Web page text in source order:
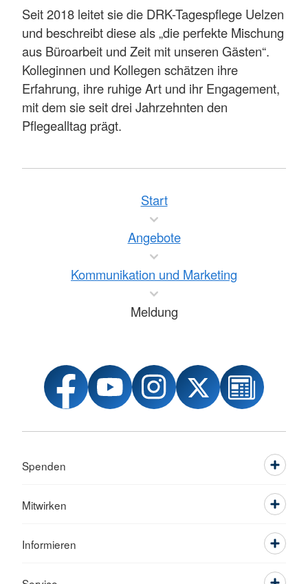
Seit 2018 leitet sie die DRK-Tagespflege Uelzen
und beschreibt diese als „die perfekte Mischung
aus Büroarbeit und Zeit mit unseren Gästen“.
Kolleginnen und Kollegen schätzen ihre
Erfahrung, ihre ruhige Art und ihr Engagement,
mit dem sie seit drei Jahrzehnten den
Pflegealltag prägt.
Start
Angebote
Kommunikation und Marketing
Meldung
Spenden
Mitwirken
Informieren